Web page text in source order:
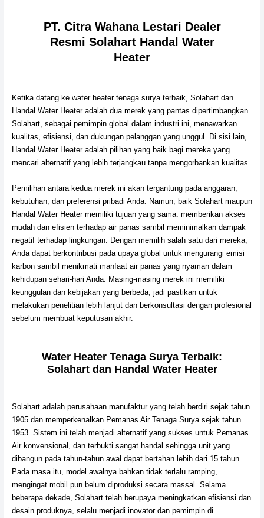
PT. Citra Wahana Lestari Dealer
Resmi Solahart Handal Water
Heater
Ketika datang ke water heater tenaga surya terbaik, Solahart dan
Handal Water Heater adalah dua merek yang pantas dipertimbangkan.
Solahart, sebagai pemimpin global dalam industri ini, menawarkan
kualitas, efisiensi, dan dukungan pelanggan yang unggul. Di sisi lain,
Handal Water Heater adalah pilihan yang baik bagi mereka yang
mencari alternatif yang lebih terjangkau tanpa mengorbankan kualitas.
Pemilihan antara kedua merek ini akan tergantung pada anggaran,
kebutuhan, dan preferensi pribadi Anda. Namun, baik Solahart maupun
Handal Water Heater memiliki tujuan yang sama: memberikan akses
mudah dan efisien terhadap air panas sambil meminimalkan dampak
negatif terhadap lingkungan. Dengan memilih salah satu dari mereka,
Anda dapat berkontribusi pada upaya global untuk mengurangi emisi
karbon sambil menikmati manfaat air panas yang nyaman dalam
kehidupan sehari-hari Anda. Masing-masing merek ini memiliki
keunggulan dan kebijakan yang berbeda, jadi pastikan untuk
melakukan penelitian lebih lanjut dan berkonsultasi dengan profesional
sebelum membuat keputusan akhir.
Water Heater Tenaga Surya Terbaik:
Solahart dan Handal Water Heater
Solahart adalah perusahaan manufaktur yang telah berdiri sejak tahun
1905 dan memperkenalkan Pemanas Air Tenaga Surya sejak tahun
1953. Sistem ini telah menjadi alternatif yang sukses untuk Pemanas
Air konvensional, dan terbukti sangat handal sehingga unit yang
dibangun pada tahun-tahun awal dapat bertahan lebih dari 15 tahun.
Pada masa itu, model awalnya bahkan tidak terlalu ramping,
mengingat mobil pun belum diproduksi secara massal. Selama
beberapa dekade, Solahart telah berupaya meningkatkan efisiensi dan
desain produknya, selalu menjadi inovator dan pemimpin di